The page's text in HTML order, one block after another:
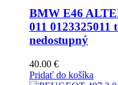
BMW E46
011 0123325011
nedostupný
40.00 €
Pridať do košíka